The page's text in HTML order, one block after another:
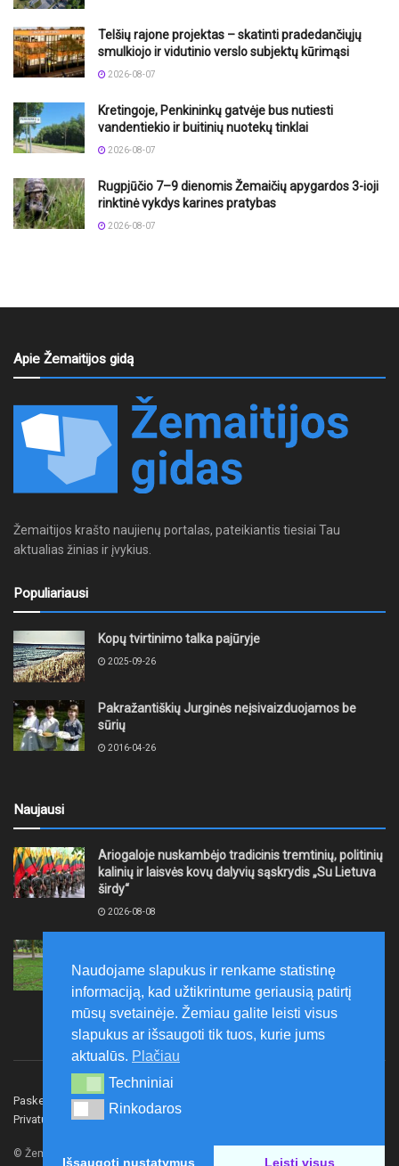
Telšių rajone projektas – skatinti pradedančiųjų
smulkiojo ir vidutinio verslo subjektų kūrimąsi
2026-08-07
Kretingoje, Penkininkų gatvėje bus nutiesti
vandentiekio ir buitinių nuotekų tinklai
2026-08-07
Rugpjūčio 7–9 dienomis Žemaičių apygardos 3-ioji
rinktinė vykdys karines pratybas
2026-08-07
Apie Žemaitijos gidą
Žemaitijos krašto naujienų portalas, pateikiantis tiesiai Tau
aktualias žinias ir įvykius.
Populiariausi
Kopų tvirtinimo talka pajūryje
2025-09-26
Pakražantiškių Jurginės neįsivaizduojamos be
sūrių
2016-04-26
Naujausi
Ariogaloje nuskambėjo tradicinis tremtinių, politinių
kalinių ir laisvės kovų dalyvių sąskrydis „Su Lietuva
širdy“
2026-08-08
laikytis Kelių eismo taisyklių, tausoti aplinką
2026-08-08
Paskelbk naujieną Rašyti redakcijai
Privatumo politika
© Žemaitijos gidas.
Naudojame slapukus ir renkame statistinę
informaciją, kad užtikrintume geriausią patirtį
mūsų svetainėje. Žemiau galite leisti visus
slapukus ar išsaugoti tik tuos, kurie jums
aktualūs. Plačiau
Techniniai
Techniniai
Rinkodaros
Rinkodaros
Išsaugoti nustatymus Leisti visus